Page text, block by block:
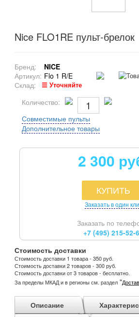
Nice FLO1RE пульт-брелок
Бренд:
NICE
Артикул: Flo 1 R/E
Склад:
☰ Уточняйте
Количество:
Совместимые пульты
Дополнительное товары
2 300
КУПИТЬ
Заказать в один
Заказать по
+7 (495) 215-52-
Стоимость доставки
Стоимость доставки 1 товара - 350 руб.
Стоимость доставки 2 товаров - 300 руб.
Стоимость доставки от 3 товаров - бесплатно.
За пределы МКАД и в регионы см. раздел "
Описание